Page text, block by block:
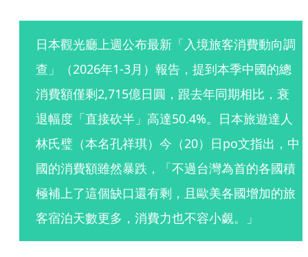
日本觀光廳上週公布最新「入境旅客消費動向調
查」（2026年1-3月）報告，提到本季中國的總
消費額僅剩2,715億日圓，跟去年同期相比，衰
退幅度「直接砍半」高達50.4%。日本旅遊達人
林氏璧（本名孔祥琪）今（20）日po文指出，中
國的消費額雖然暴跌，「不過台灣為首的各國積
極補上了這個缺口還有剩，且歐美各國增加的旅
客宿泊天數更多，消費力也不容小覷。」